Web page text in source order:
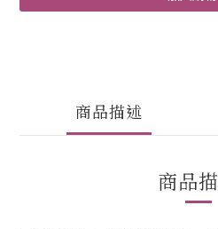
商品描述
商品